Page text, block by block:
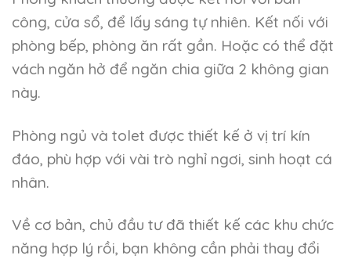
công, cửa sổ, để lấy sáng tự nhiên. Kết nối với
phòng bếp, phòng ăn rất gần. Hoặc có thể đặt
vách ngăn hở để ngăn chia giữa 2 không gian
này.
Phòng ngủ và tolet được thiết kế ở vị trí kín
đáo, phù hợp với vài trò nghỉ ngơi, sinh hoạt cá
nhân.
Về cơ bản, chủ đầu tư đã thiết kế các khu chức
năng hợp lý rồi, bạn không cần phải thay đổi